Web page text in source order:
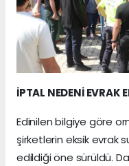
İPTAL NEDENİ EVRAK
Edinilen bilgiye göre
şirketlerin eksik evrak
edildiği öne sürüldü.